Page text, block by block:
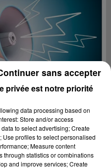
privée est notre priorité
data processing based on
Store and/or access
to select advertising; Create
profiles to select personalised
Measure content
through statistics or combinations
and improve services; Create
sans accepter